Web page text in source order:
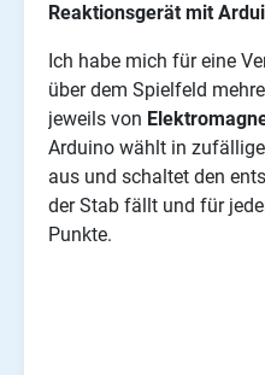
Reaktionsgerät mit
Ich habe mich für eine
über dem Spielfeld
jeweils von
Arduino wählt in
aus und schaltet den
der Stab fällt und für
Punkte.